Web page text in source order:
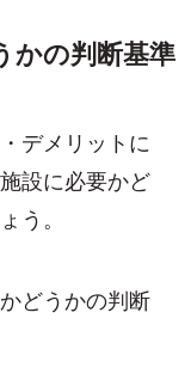
かの判断基準
デメリットに
設に必要かど
う。
どうかの判断